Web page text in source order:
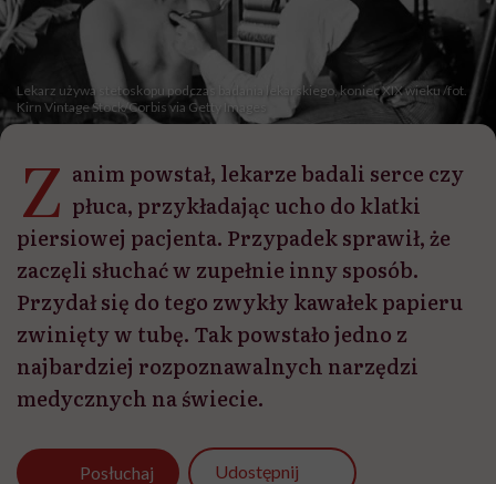
Lekarz używa stetoskopu podczas badania lekarskiego, koniec XIX wieku /fot.
Kirn Vintage Stock/Corbis via Getty Images
Z anim powstał, lekarze badali serce czy
płuca, przykładając ucho do klatki
piersiowej pacjenta. Przypadek sprawił, że
zaczęli słuchać w zupełnie inny sposób.
Przydał się do tego zwykły kawałek papieru
zwinięty w tubę. Tak powstało jedno z
najbardziej rozpoznawalnych narzędzi
medycznych na świecie.
Posłuchaj Udostępnij